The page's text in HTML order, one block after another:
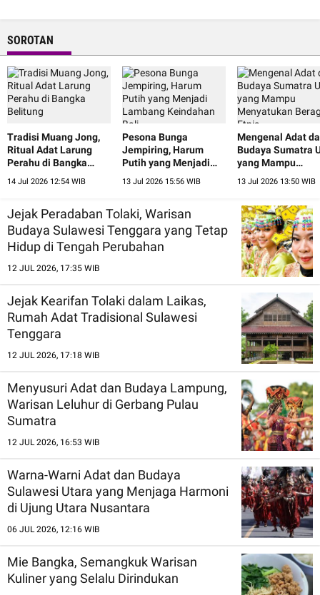
SOROTAN
Tradisi Muang Jong,
Ritual Adat Larung
Perahu di Bangka
Belitung
14 Jul 2026 12:54 WIB
Pesona Bunga
Jempiring, Harum
Putih yang Menjadi
Lambang Keindahan
Bali
13 Jul 2026 15:56 WIB
Mengenal Adat
Budaya Sumatra
yang Mampu
Menyatukan
Etnis
13 Jul 2026 13:50 WIB
Jejak Peradaban Tolaki, Warisan
Budaya Sulawesi Tenggara yang Tetap
Hidup di Tengah Perubahan
12 JUL 2026, 17:35 WIB
Jejak Kearifan Tolaki dalam Laikas,
Rumah Adat Tradisional Sulawesi
Tenggara
12 JUL 2026, 17:18 WIB
Menyusuri Adat dan Budaya Lampung,
Warisan Leluhur di Gerbang Pulau
Sumatra
12 JUL 2026, 16:53 WIB
Warna-Warni Adat dan Budaya
Sulawesi Utara yang Menjaga Harmoni
di Ujung Utara Nusantara
06 JUL 2026, 12:16 WIB
Mie Bangka, Semangkuk Warisan
Kuliner yang Selalu Dirindukan